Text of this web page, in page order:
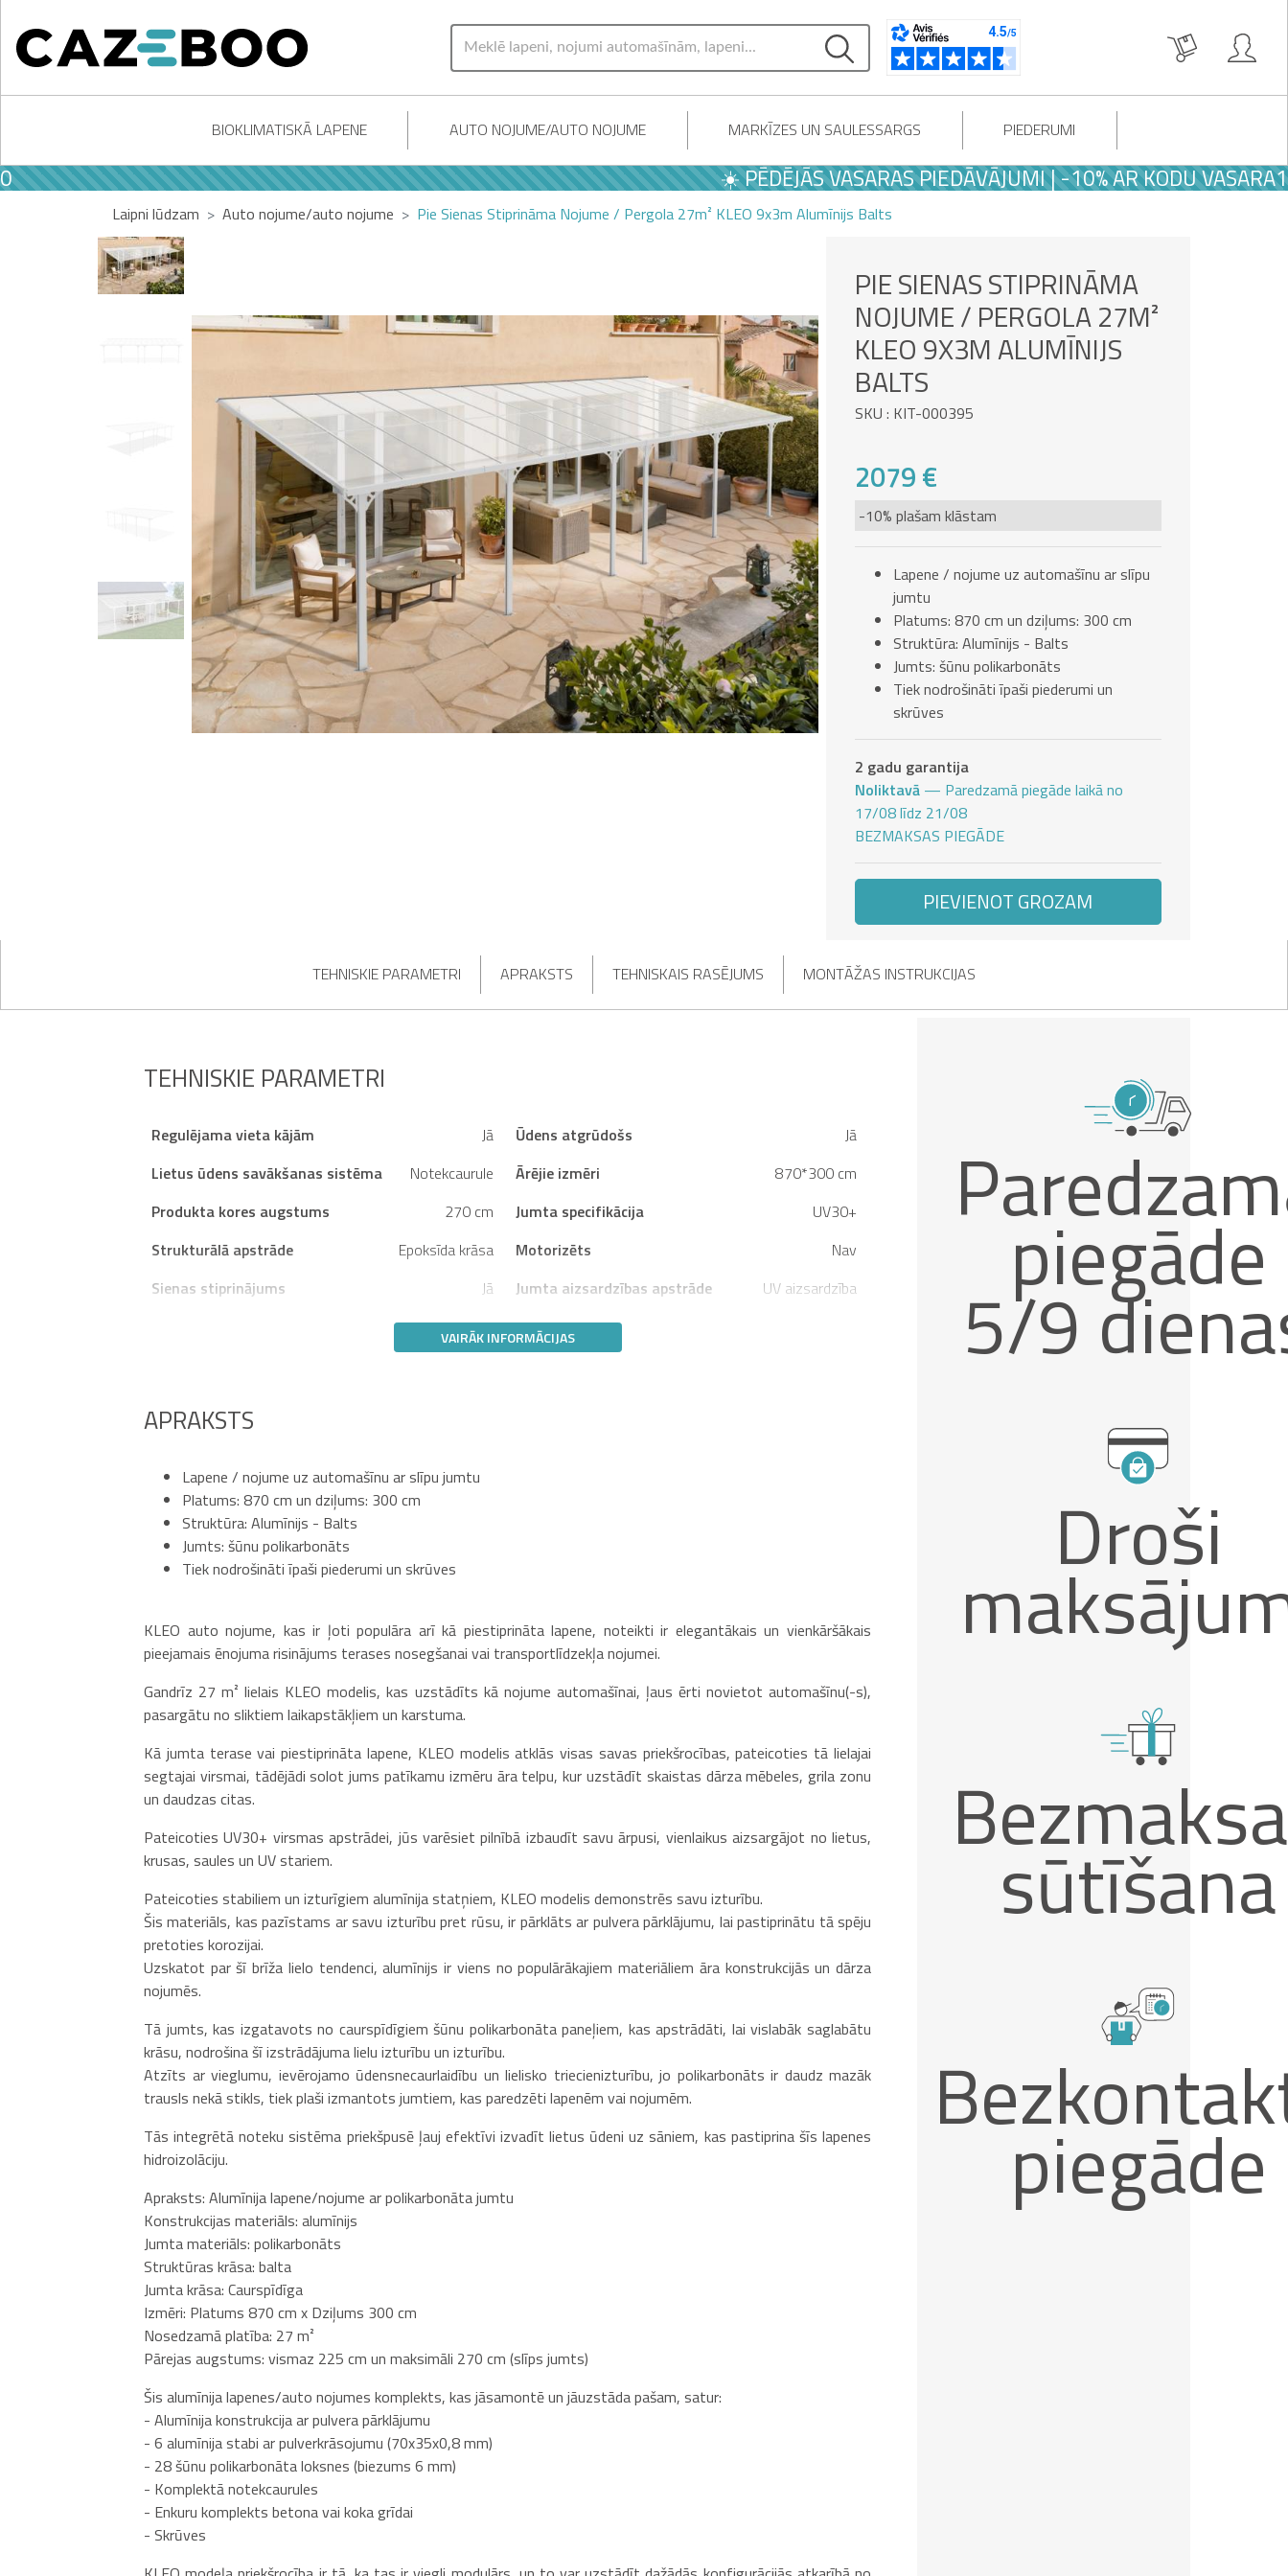
BIOKLIMATISKĀ LAPENE AUTO NOJUME/AUTO NOJUME MARKĪZES UN SAULESSARGS PIEDERUMI
☀️ PĒDĒJĀS VASARAS PIEDĀVĀJUMI | -10% AR KODU VASARA10
Laipni lūdzam Auto nojume/auto nojume Pie Sienas Stiprināma Nojume / Pergola 27m² KLEO 9x3m Alumīnijs Balts
PIE SIENAS STIPRINĀMA
NOJUME / PERGOLA 27M²
KLEO 9X3M ALUMĪNIJS
BALTS
SKU : KIT-000395
2079 €
-10% plašam klāstam
Lapene / nojume uz automašīnu ar slīpu
jumtu
Platums: 870 cm un dziļums: 300 cm
Struktūra: Alumīnijs - Balts
Jumts: šūnu polikarbonāts
Tiek nodrošināti īpaši piederumi un
skrūves
2 gadu garantija
Noliktavā — Paredzamā piegāde laikā no
17/08 līdz 21/08
BEZMAKSAS PIEGĀDE
PIEVIENOT GROZAM
TEHNISKIE PARAMETRI APRAKSTS TEHNISKAIS RASĒJUMS MONTĀŽAS INSTRUKCIJAS
TEHNISKIE PARAMETRI
Regulējama vieta kājām Jā Ūdens atgrūdošs
Jā
Lietus ūdens savākšanas sistēma
Notekcaurule Ārējie izmēri
870*300 cm
Produkta kores augstums
270 cm Jumta specifikācija
UV30+
Strukturālā apstrāde
Epoksīda krāsa Motorizēts
Nav
Sienas stiprinājums
Jā Jumta aizsardzības apstrāde UV aizsardzība
VAIRĀK INFORMĀCIJAS
APRAKSTS
Lapene / nojume uz automašīnu ar slīpu jumtu
Platums: 870 cm un dziļums: 300 cm
Struktūra: Alumīnijs - Balts
Jumts: šūnu polikarbonāts
Tiek nodrošināti īpaši piederumi un skrūves
KLEO auto nojume, kas ir ļoti populāra arī kā piestiprināta lapene, noteikti ir elegantākais un vienkāršākais
pieejamais ēnojuma risinājums terases nosegšanai vai transportlīdzekļa nojumei.
Gandrīz 27 m² lielais KLEO modelis, kas uzstādīts kā nojume automašīnai, ļaus ērti novietot automašīnu(-s),
pasargātu no sliktiem laikapstākļiem un karstuma.
Kā jumta terase vai piestiprināta lapene, KLEO modelis atklās visas savas priekšrocības, pateicoties tā lielajai
segtajai virsmai, tādējādi solot jums patīkamu izmēru āra telpu, kur uzstādīt skaistas dārza mēbeles, grila zonu
un daudzas citas.
Pateicoties UV30+ virsmas apstrādei, jūs varēsiet pilnībā izbaudīt savu ārpusi, vienlaikus aizsargājot no lietus,
krusas, saules un UV stariem.
Pateicoties stabiliem un izturīgiem alumīnija statņiem, KLEO modelis demonstrēs savu izturību.
Šis materiāls, kas pazīstams ar savu izturību pret rūsu, ir pārklāts ar pulvera pārklājumu, lai pastiprinātu tā spēju
pretoties korozijai.
Uzskatot par šī brīža lielo tendenci, alumīnijs ir viens no populārākajiem materiāliem āra konstrukcijās un dārza
nojumēs.
Tā jumts, kas izgatavots no caurspīdīgiem šūnu polikarbonāta paneļiem, kas apstrādāti, lai vislabāk saglabātu
krāsu, nodrošina šī izstrādājuma lielu izturību un izturību.
Atzīts ar vieglumu, ievērojamo ūdensnecaurlaidību un lielisko triecienizturību, jo polikarbonāts ir daudz mazāk
trausls nekā stikls, tiek plaši izmantots jumtiem, kas paredzēti lapenēm vai nojumēm.
Tās integrētā noteku sistēma priekšpusē ļauj efektīvi izvadīt lietus ūdeni uz sāniem, kas pastiprina šīs lapenes
hidroizolāciju.
Apraksts: Alumīnija lapene/nojume ar polikarbonāta jumtu
Konstrukcijas materiāls: alumīnijs
Jumta materiāls: polikarbonāts
Struktūras krāsa: balta
Jumta krāsa: Caurspīdīga
Izmēri: Platums 870 cm x Dziļums 300 cm
Nosedzamā platība: 27 m²
Pārejas augstums: vismaz 225 cm un maksimāli 270 cm (slīps jumts)
Šis alumīnija lapenes/auto nojumes komplekts, kas jāsamontē un jāuzstāda pašam, satur:
- Alumīnija konstrukcija ar pulvera pārklājumu
- 6 alumīnija stabi ar pulverkrāsojumu (70x35x0,8 mm)
- 28 šūnu polikarbonāta loksnes (biezums 6 mm)
- Komplektā notekcaurules
- Enkuru komplekts betona vai koka grīdai
- Skrūves
piegāde
5/9
Droši
sūtīšana
piegāde